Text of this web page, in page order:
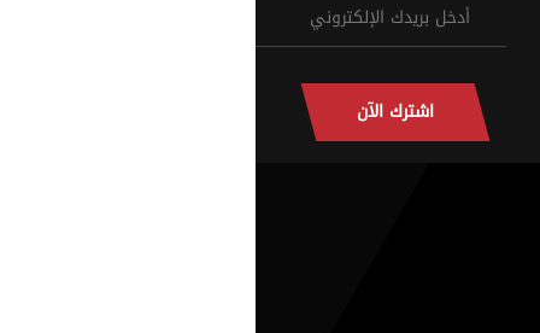
اشترك الآن